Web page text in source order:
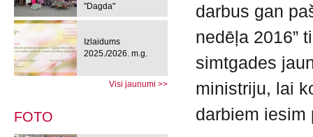
"Dagda"
Izlaidums
2025./2026. m.g.
Visi jaunumi >>
FOTO
darbus gan
nedēļa 2016”
simtgades
ministriju, lai
darbiem